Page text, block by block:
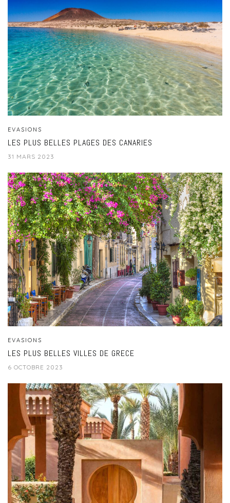
EVASIONS
LES PLUS BELLES PLAGES DES CANARIES
31 MARS 2023
EVASIONS
LES PLUS BELLES VILLES DE GRECE
6 OCTOBRE 2023